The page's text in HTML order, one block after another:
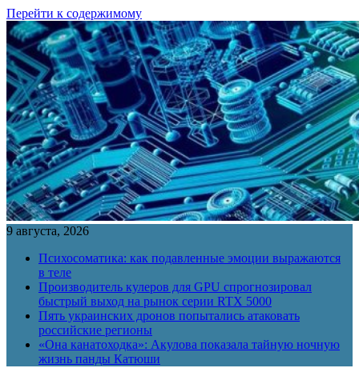
Перейти к содержимому
9 августа, 2026
Психосоматика: как подавленные эмоции выражаются
в теле
Производитель кулеров для GPU спрогнозировал
быстрый выход на рынок серии RTX 5000
Пять украинских дронов попытались атаковать
российские регионы
«Она канатоходка»: Акулова показала тайную ночную
жизнь панды Катюши